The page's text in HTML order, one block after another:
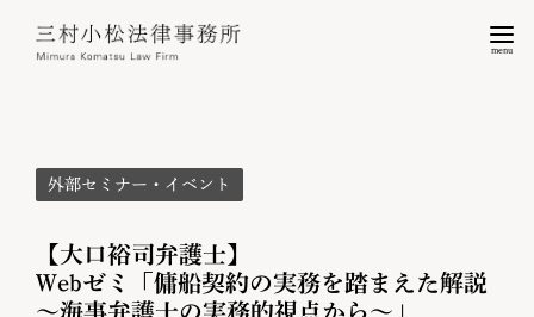
menu
外部セミナー・イベント
【大口裕司弁護士】
Webゼミ「傭船契約の実務を踏まえた解説
～海事弁護士の実務的視点から～」